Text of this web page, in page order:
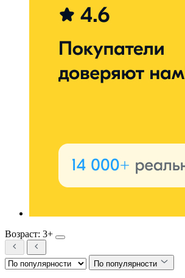
Возраст: 3+
По популярности